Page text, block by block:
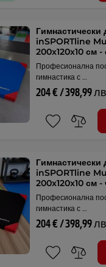
inSPORTline
200x120x10 см -
Професионална
гимнастика с …
204 € / 398,99
inSPORTline
200x120x10 см -
Професионална
гимнастика с …
204 € / 398,99